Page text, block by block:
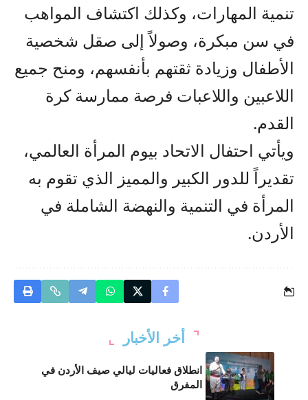
تنمية المهارات، وكذلك اكتشاف المواهب
في سن مبكرة، وصولاً إلى صقل شخصية
الأطفال وزيادة ثقتهم بأنفسهم، ومنح جميع
اللاعبين واللاعبات فرصة ممارسة كرة
القدم.
ويأتي احتفال الاتحاد بيوم المرأة العالمي،
تقديراً للدور الكبير والمميز الذي تقوم به
المرأة في التنمية والنهضة الشاملة في
الأردن.
أخر الأخبار
انطلاق فعاليات ليالي صيف الأردن في
المفرق